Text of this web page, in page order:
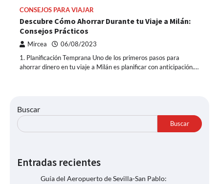
CONSEJOS PARA VIAJAR
Descubre Cómo Ahorrar Durante tu Viaje a Milán:
Consejos Prácticos
Mircea 06/08/2023
1. Planificación Temprana Uno de los primeros pasos para
ahorrar dinero en tu viaje a Milán es planificar con anticipación.…
Buscar
Buscar
Entradas recientes
Guía del Aeropuerto de Sevilla-San Pablo: